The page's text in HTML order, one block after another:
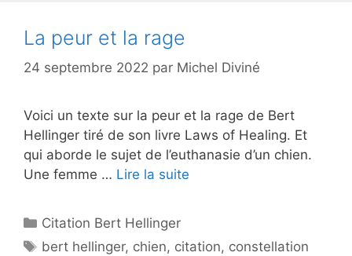
La peur et la rage
24 septembre 2022 par Michel Diviné
Voici un texte sur la peur et la rage de Bert
Hellinger tiré de son livre Laws of Healing. Et
qui aborde le sujet de l’euthanasie d’un chien.
Une femme … Lire la suite
Catégories
Citation Bert Hellinger
Étiquettes
bert hellinger, chien, citation, constellation